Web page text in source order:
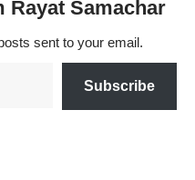
Rayat Samachar
sent to your email.
Subscribe